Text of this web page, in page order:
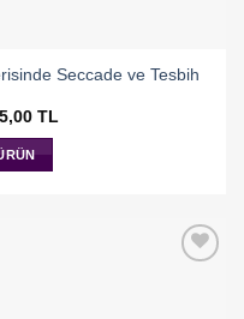
Seccade ve Tesbih
TL.
TLŞu